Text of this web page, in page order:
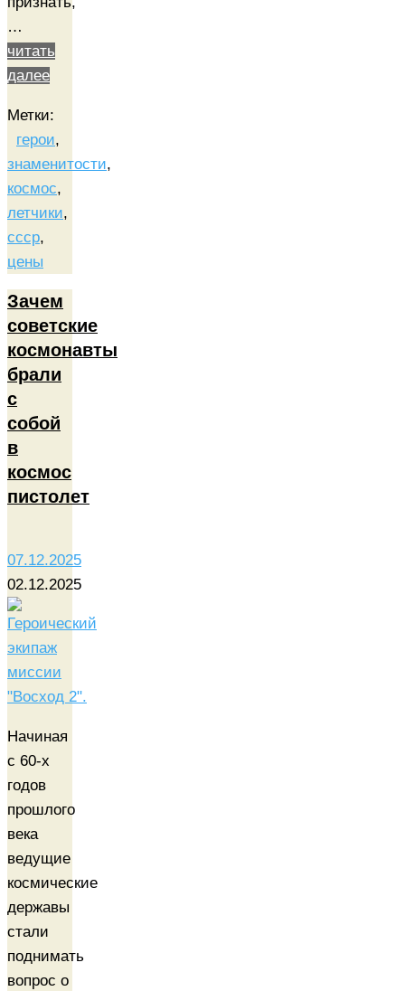
…
читать
далее
Метки:
герои,
знаменитости,
космос,
летчики,
ссср,
цены
Зачем
советские
космонавты
брали
с
собой
в
космос
пистолет
07.12.2025
02.12.2025
Начиная
с 60-х
годов
прошлого
века
ведущие
космические
державы
стали
поднимать
вопрос о